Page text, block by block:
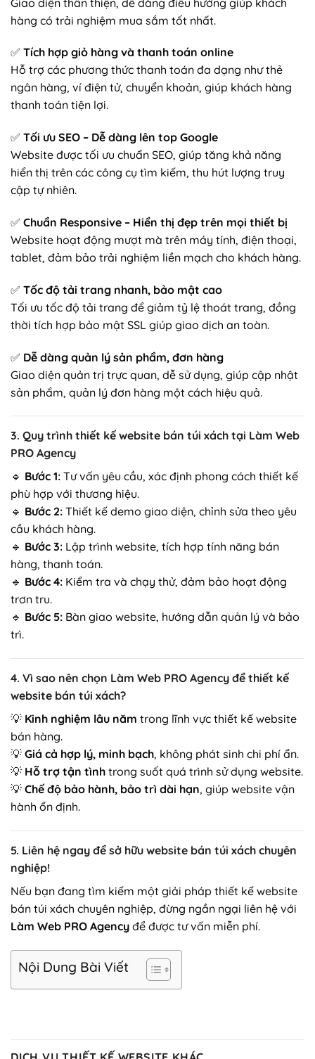
hàng có trải nghiệm mua sắm tốt nhất.
✅ Tích hợp giỏ hàng và thanh toán online
Hỗ trợ các phương thức thanh toán đa dạng như thẻ
ngân hàng, ví điện tử, chuyển khoản, giúp khách hàng
thanh toán tiện lợi.
✅ Tối ưu SEO – Dễ dàng lên top Google
Website được tối ưu chuẩn SEO, giúp tăng khả năng
hiển thị trên các công cụ tìm kiếm, thu hút lượng truy
cập tự nhiên.
✅ Chuẩn Responsive – Hiển thị đẹp trên mọi thiết bị
Website hoạt động mượt mà trên máy tính, điện thoại,
tablet, đảm bảo trải nghiệm liền mạch cho khách hàng.
✅ Tốc độ tải trang nhanh, bảo mật cao
Tối ưu tốc độ tải trang để giảm tỷ lệ thoát trang, đồng
thời tích hợp bảo mật SSL giúp giao dịch an toàn.
✅ Dễ dàng quản lý sản phẩm, đơn hàng
Giao diện quản trị trực quan, dễ sử dụng, giúp cập nhật
sản phẩm, quản lý đơn hàng một cách hiệu quả.
3. Quy trình thiết kế website bán túi xách tại Làm Web
PRO Agency
🔹 Bước 1: Tư vấn yêu cầu, xác định phong cách thiết kế
phù hợp với thương hiệu.
🔹 Bước 2: Thiết kế demo giao diện, chỉnh sửa theo yêu
cầu khách hàng.
🔹 Bước 3: Lập trình website, tích hợp tính năng bán
hàng, thanh toán.
🔹 Bước 4: Kiểm tra và chạy thử, đảm bảo hoạt động
trơn tru.
🔹 Bước 5: Bàn giao website, hướng dẫn quản lý và bảo
trì.
4. Vì sao nên chọn Làm Web PRO Agency để thiết kế
website bán túi xách?
💡 Kinh nghiệm lâu năm trong lĩnh vực thiết kế website
bán hàng.
💡 Giá cả hợp lý, minh bạch, không phát sinh chi phí ẩn.
💡 Hỗ trợ tận tình trong suốt quá trình sử dụng website.
💡 Chế độ bảo hành, bảo trì dài hạn, giúp website vận
hành ổn định.
5. Liên hệ ngay để sở hữu website bán túi xách chuyên
nghiệp!
Nếu bạn đang tìm kiếm một giải pháp thiết kế website
bán túi xách chuyên nghiệp, đừng ngần ngại liên hệ với
Làm Web PRO Agency để được tư vấn miễn phí.
Nội Dung Bài Viết